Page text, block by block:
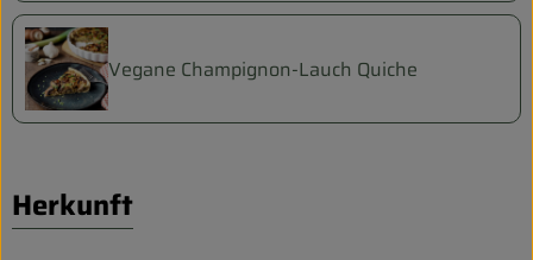
Vegane Champignon-Lauch Quiche
Herkunft